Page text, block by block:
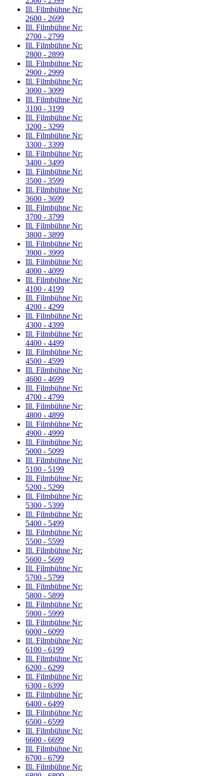
Ill. Filmbühne Nr:
2600 - 2699
Ill. Filmbühne Nr:
2700 - 2799
Ill. Filmbühne Nr:
2800 - 2899
Ill. Filmbühne Nr:
2900 - 2999
Ill. Filmbühne Nr:
3000 - 3099
Ill. Filmbühne Nr:
3100 - 3199
Ill. Filmbühne Nr:
3200 - 3299
Ill. Filmbühne Nr:
3300 - 3399
Ill. Filmbühne Nr:
3400 - 3499
Ill. Filmbühne Nr:
3500 - 3599
Ill. Filmbühne Nr:
3600 - 3699
Ill. Filmbühne Nr:
3700 - 3799
Ill. Filmbühne Nr:
3800 - 3899
Ill. Filmbühne Nr:
3900 - 3999
Ill. Filmbühne Nr:
4000 - 4099
Ill. Filmbühne Nr:
4100 - 4199
Ill. Filmbühne Nr:
4200 - 4299
Ill. Filmbühne Nr:
4300 - 4399
Ill. Filmbühne Nr:
4400 - 4499
Ill. Filmbühne Nr:
4500 - 4599
Ill. Filmbühne Nr:
4600 - 4699
Ill. Filmbühne Nr:
4700 - 4799
Ill. Filmbühne Nr:
4800 - 4899
Ill. Filmbühne Nr:
4900 - 4999
Ill. Filmbühne Nr:
5000 - 5099
Ill. Filmbühne Nr:
5100 - 5199
Ill. Filmbühne Nr:
5200 - 5299
Ill. Filmbühne Nr:
5300 - 5399
Ill. Filmbühne Nr:
5400 - 5499
Ill. Filmbühne Nr:
5500 - 5599
Ill. Filmbühne Nr:
5600 - 5699
Ill. Filmbühne Nr:
5700 - 5799
Ill. Filmbühne Nr:
5800 - 5899
Ill. Filmbühne Nr:
5900 - 5999
Ill. Filmbühne Nr:
6000 - 6099
Ill. Filmbühne Nr:
6100 - 6199
Ill. Filmbühne Nr:
6200 - 6299
Ill. Filmbühne Nr:
6300 - 6399
Ill. Filmbühne Nr:
6400 - 6499
Ill. Filmbühne Nr:
6500 - 6599
Ill. Filmbühne Nr:
6600 - 6699
Ill. Filmbühne Nr:
6700 - 6799
Ill. Filmbühne Nr: